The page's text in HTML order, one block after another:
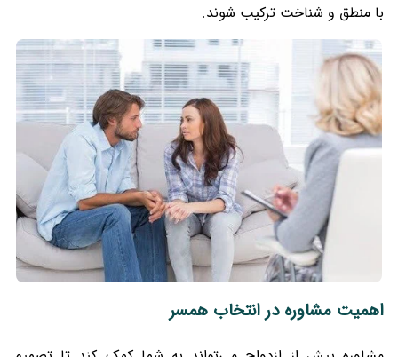
با منطق و شناخت ترکیب شوند.
اهمیت مشاوره در انتخاب همسر